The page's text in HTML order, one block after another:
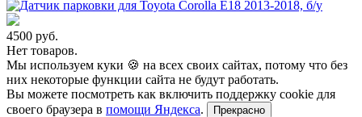
4500 руб.
Нет товаров.
Мы используем куки 🍪 на всех своих сайтах, потому что без
них некоторые функции сайта не будут работать.
Вы можете посмотреть как включить поддержку cookie для
своего браузера в помощи Яндекса. Прекрасно